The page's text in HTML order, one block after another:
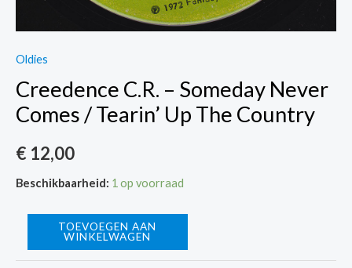
Oldies
Creedence C.R. – Someday Never
Comes / Tearin’ Up The Country
€ 12,00
Beschikbaarheid: 1 op voorraad
CreedenceTOEVOEGEN AAN
WINKELWAGEN